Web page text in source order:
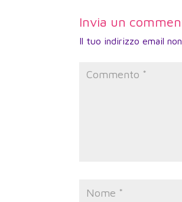
Invia un
Il tuo indirizzo email